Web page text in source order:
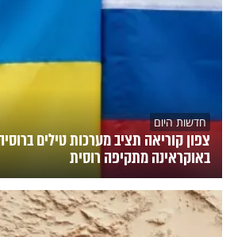
חדשות היום
צפון קוריאה תציב מערכות טילים
באוקראינה מתקיפה רוסית